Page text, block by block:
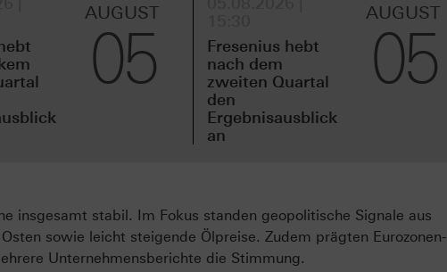
AUGUST
05
Fresenius hebt
nach dem
zweiten Quartal
den
Ergebnisausblick
an
AUGUST
05
insgesamt stabil. Im Fokus standen geopolitische Signale aus
sowie leicht steigende Ölpreise. Zudem prägten Eurozonen-
Unternehmensberichte die Stimmung.